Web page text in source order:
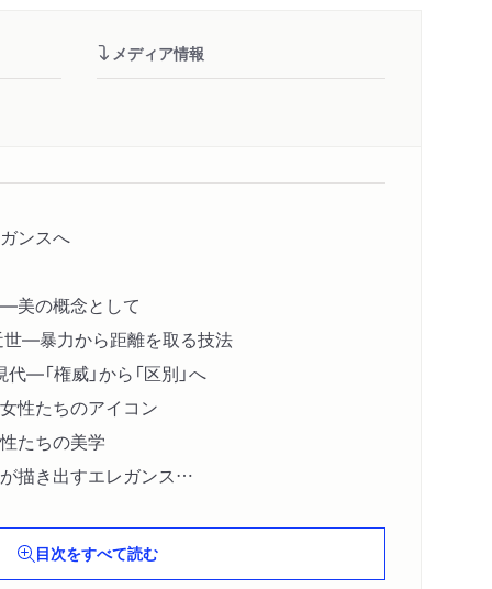
メディア情報
ンスへ
美の概念として
―暴力から距離を取る技法
権威」から「区別」へ
性たちのアイコン
たちの美学
き出すエレガンス
るのか―「趣味」を支配する者たち
ないための技法―静かな反逆として
目次をすべて読む